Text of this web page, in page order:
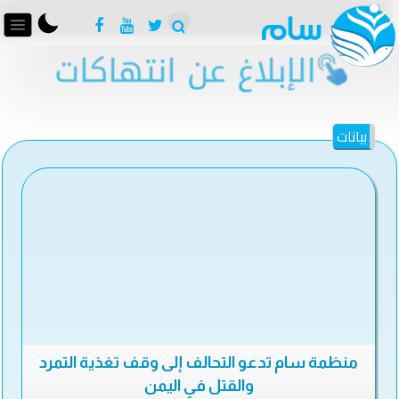
بيانات
منظمة سام تدعو التحالف إلى وقف تغذية التمرد
والقتل في اليمن